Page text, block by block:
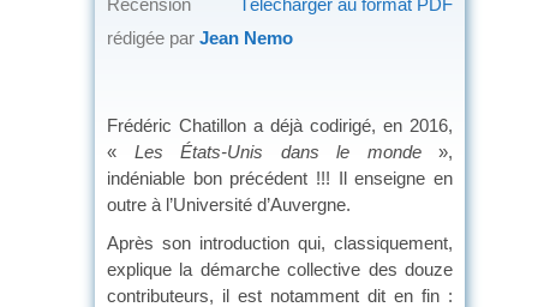
Télécharger au format PDF
Recension
rédigée par Jean Nemo
Frédéric Chatillon a déjà codirigé, en 2016,
« Les États-Unis dans le monde»,
indéniable bon précédent !!! Il enseigne en
outre à l’Université d’Auvergne.
Après son introduction qui, classiquement,
explique la démarche collective des douze
contributeurs, il est notamment dit en fin :